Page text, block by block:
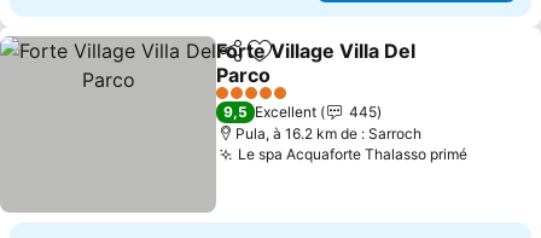
PartagerAjouter à mes favoris
Forte Village Villa Del
Parco
5 Étoiles
9,5 Excellent
445
Pula, à 16.2 km de : Sarroch
Le spa Acquaforte Thalasso primé